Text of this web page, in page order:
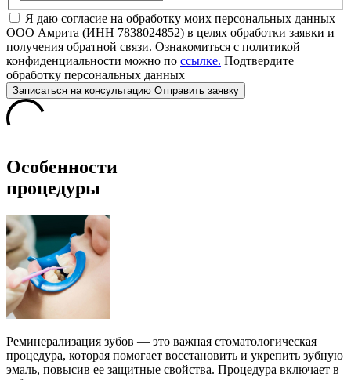
Я даю согласие на обработку моих персональных данных
ООО Амрита (ИНН 7838024852) в целях обработки заявки и
получения обратной связи. Ознакомиться с политикой
конфиденциальности можно по ссылке. Подтвердите
обработку персональных данных
Записаться на консультацию Отправить заявку
Особенности
процедуры
Реминерализация зубов — это важная стоматологическая
процедура, которая помогает восстановить и укрепить зубную
эмаль, повысив ее защитные свойства. Процедура включает в